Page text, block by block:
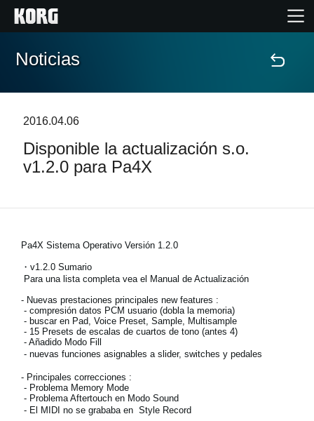
Inicio
Características
Localizador de Tiendas
Noticias
Ubicación
Redes Sociales
Noticias
2016.04.06
Disponible la actualización s.o.
v1.2.0 para Pa4X
Pa4X Sistema Operativo Versión 1.2.0
・v1.2.0 Sumario
Para una lista completa vea el Manual de Actualización
- Nuevas prestaciones principales new features :
- compresión datos PCM usuario (dobla la memoria)
- buscar en Pad, Voice Preset, Sample, Multisample
- 15 Presets de escalas de cuartos de tono (antes 4)
- Añadido Modo Fill
- nuevas funciones asignables a slider, switches y pedales
- Principales correcciones :
- Problema Memory Mode
- Problema Aftertouch en Modo Sound
- El MIDI no se grababa en Style Record